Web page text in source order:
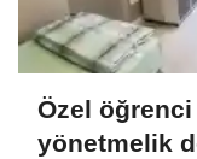
Özel
yönetmelik